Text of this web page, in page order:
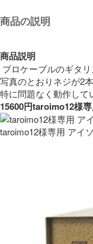
商品の説明
商品説明
プロケーブルのギタ
写真のとおりネジが2
15600円taroimo12様
taroimo12様専用 アイ